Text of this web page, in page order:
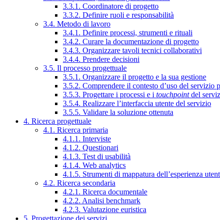
3.3.1. Coordinatore di progetto
3.3.2. Definire ruoli e responsabilità
3.4. Metodo di lavoro
3.4.1. Definire processi, strumenti e rituali
3.4.2. Curare la documentazione di progetto
3.4.3. Organizzare tavoli tecnici collaborativi
3.4.4. Prendere decisioni
3.5. Il processo progettuale
3.5.1. Organizzare il progetto e la sua gestione
3.5.2. Comprendere il contesto d’uso del servizio
3.5.3. Progettare i processi e i touchpointdel
3.5.4. Realizzare l’interfaccia utente del servizio
3.5.5. Validare la soluzione ottenuta
4. Ricerca progettuale
4.1. Ricerca primaria
4.1.1. Interviste
4.1.2. Questionari
4.1.3. Test di usabilità
4.1.4. Web analytics
4.1.5. Strumenti di mappatura dell’esperienza
4.2. Ricerca secondaria
4.2.1. Ricerca documentale
4.2.2. Analisi benchmark
4.2.3. Valutazione euristica
5. Progettazione dei servizi